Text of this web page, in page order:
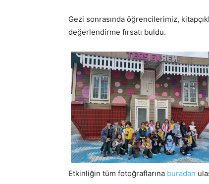
Gezi sonrasında öğrencilerimiz,
değerlendirme fırsatı buldu.
Etkinliğin tüm fotoğraflarına buradan